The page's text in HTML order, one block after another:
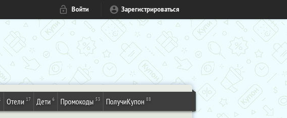
Войти Зарегистрироваться
Отели 17 Дети 6 Промокоды 53 ПолучиКупон 88